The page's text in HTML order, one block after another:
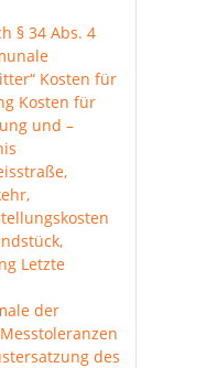
§ 34 Abs. 4
Kosten für
Kosten für
und –
Letzte
der
Messtoleranzen
des